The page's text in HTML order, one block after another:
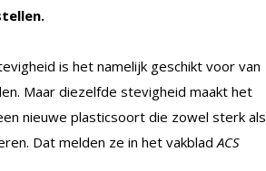
is het namelijk geschikt voor van
Maar diezelfde stevigheid maakt het
nieuwe plasticsoort die zowel sterk als
Dat melden ze in het vakblad ACS